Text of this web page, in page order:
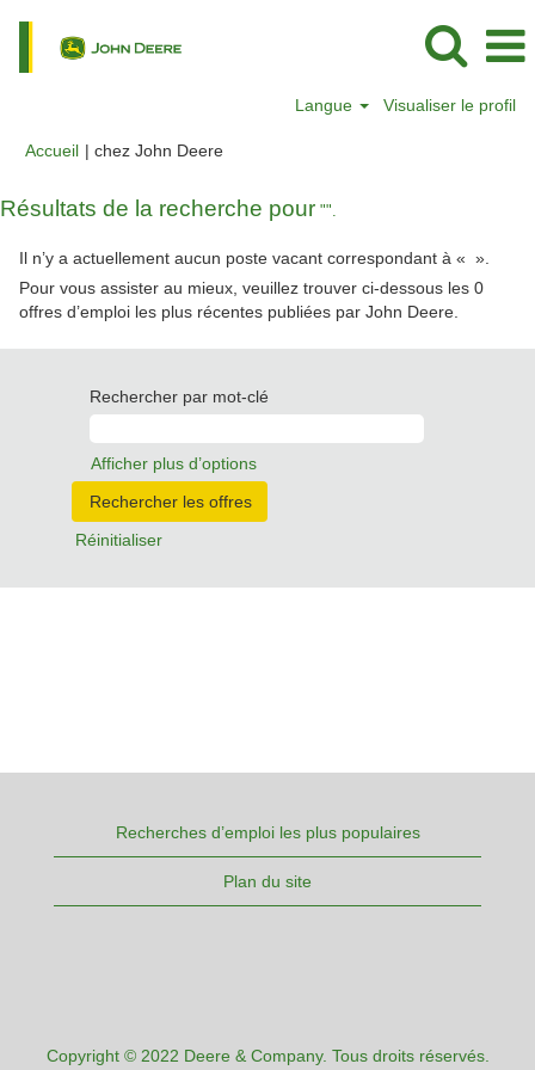
Langue Visualiser le profil
Accueil | chez John Deere(page
Résultats de la recherche pour "".
Il n’y a actuellement aucun poste vacant correspondant à « ».
Pour vous assister au mieux, veuillez trouver ci-dessous les 0
offres d’emploi les plus récentes publiées par John Deere.
Rechercher par mot-clé
Afficher plus d’options
Réinitialiser
Recherches d’emploi les plus populaires
Plan du site
Copyright © 2022 Deere & Company. Tous droits réservés.